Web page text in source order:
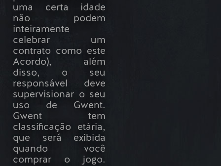
uma certa idade
não podem
inteiramente
celebrar um
contrato como este
Acordo), além
disso, o seu
responsável deve
supervisionar o seu
uso de Gwent.
Gwent tem
classificação etária,
que será exibida
quando você
comprar o jogo.